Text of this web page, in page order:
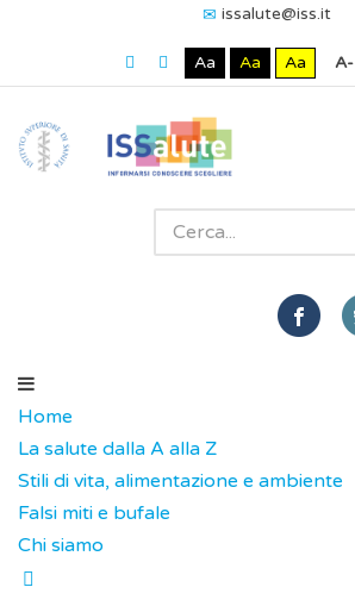
issalute@iss.it
Aa Aa Aa A-
Home
La salute dalla A alla Z
Stili di vita, alimentazione e ambiente
Falsi miti e bufale
Chi siamo